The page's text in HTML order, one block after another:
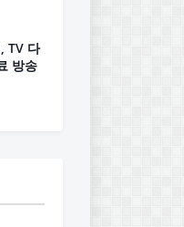
TV 다
방송